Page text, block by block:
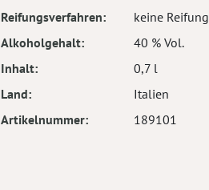
Reifungsverfahren
keine Reifung
Alkoholgehalt
40 % Vol.
Inhalt
0,7 l
Land
Italien
Artikelnummer
189101